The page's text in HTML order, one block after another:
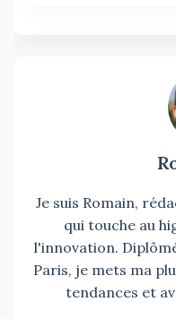
Je suis Romain,
qui touche au
l'innovation.
Paris, je mets ma
tendances et